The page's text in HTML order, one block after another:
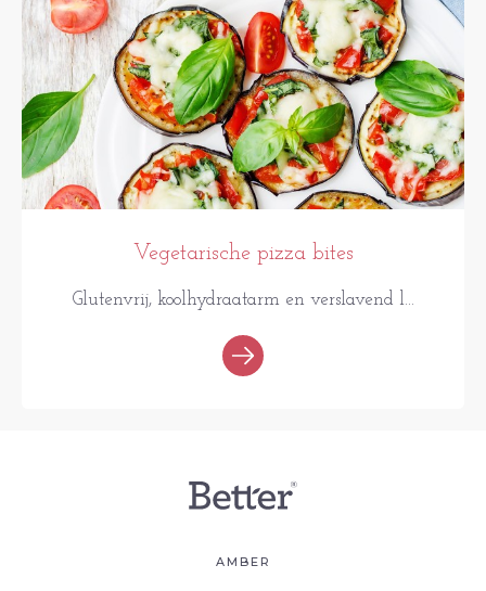
Vegetarische pizza bites
Glutenvrij, koolhydraatarm en verslavend l...
AMBER